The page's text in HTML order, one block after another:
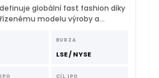
globální fast fashion díky
modelu výroby a
BURZA
LSE / NYSE
CÍL IPO